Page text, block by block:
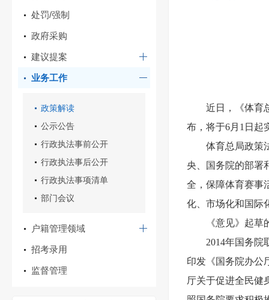
处罚/强制
政府采购
建议提案
业务工作
政策解读
公示公告
行政执法事前公开
行政执法事后公开
行政执法事项清单
部门会议
户籍管理领域
招考录用
监督管理
近日，《体育
布，将于6月1日起
体育总局政策
央、国务院的部署
全，保障体育赛事
化、市场化和国际
《意见》起草
2014年国务院
印发《国务院办公
厅关于促进全民健